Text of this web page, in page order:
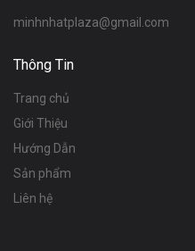
minhnhatplaza@gmail.com
Thông Tin
Trang chủ
Giới Thiệu
Hướng Dẫn
Sản phẩm
Liên hệ